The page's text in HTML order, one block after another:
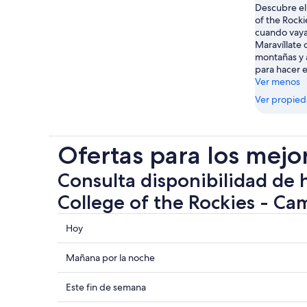
Descubre
of the
cuando
Maravíllate
montañas
para hacer
Ver menos
Ver
Ofertas para los
Consulta disponibilidad de
College of the Rockies -
Consultar
los
precios
cerca
de
College
Hoy
Consultar
precios
cerca
de
Mañana por la noche
Consultar
precios
Este fin de semana